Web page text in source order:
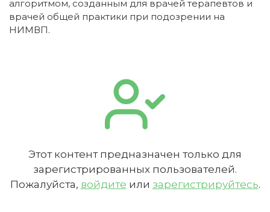
алгоритмом, созданным для врачей терапевтов и
врачей общей практики при подозрении на
НИМВП.
Этот контент предназначен только для
зарегистрированных пользователей.
Пожалуйста, войдите или зарегистрируйтесь.